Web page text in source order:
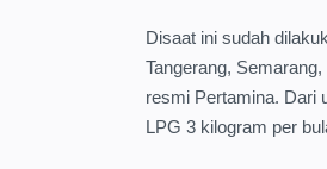
Disaat ini sudah
Tangerang,
resmi Pertamina. Dari
LPG 3 kilogram per